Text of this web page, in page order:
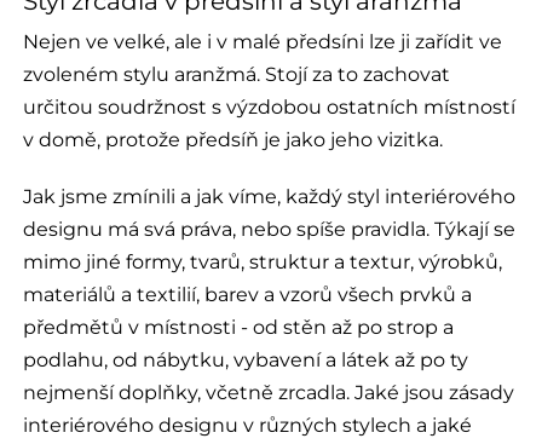
Nejen ve velké, ale i v malé předsíni lze ji zařídit ve
zvoleném stylu aranžmá. Stojí za to zachovat
určitou soudržnost s výzdobou ostatních místností
v domě, protože předsíň je jako jeho vizitka.
Jak jsme zmínili a jak víme, každý styl interiérového
designu má svá práva, nebo spíše pravidla. Týkají se
mimo jiné formy, tvarů, struktur a textur, výrobků,
materiálů a textilií, barev a vzorů všech prvků a
předmětů v místnosti - od stěn až po strop a
podlahu, od nábytku, vybavení a látek až po ty
nejmenší doplňky, včetně zrcadla. Jaké jsou zásady
interiérového designu v různých stylech a jaké